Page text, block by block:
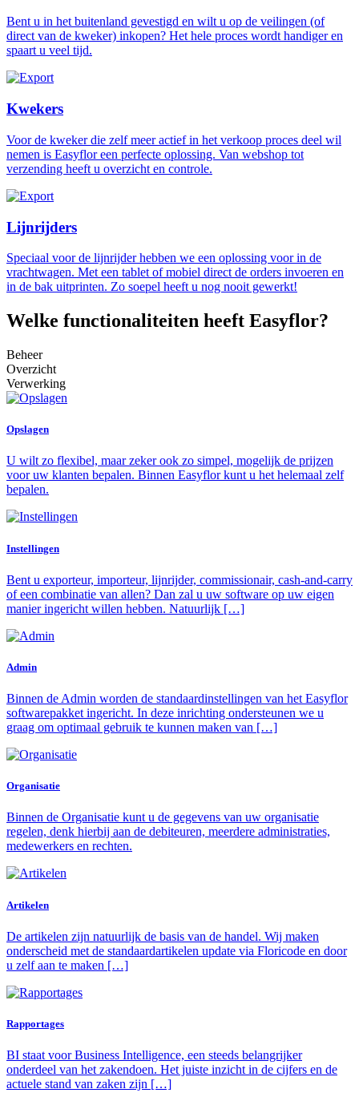
Bent u in het buitenland gevestigd en wilt u op de veilingen (of
direct van de kweker) inkopen? Het hele proces wordt handiger en
spaart u veel tijd.
Kwekers
Voor de kweker die zelf meer actief in het verkoop proces deel wil
nemen is Easyflor een perfecte oplossing. Van webshop tot
verzending heeft u overzicht en controle.
Lijnrijders
Speciaal voor de lijnrijder hebben we een oplossing voor in de
vrachtwagen. Met een tablet of mobiel direct de orders invoeren en
in de bak uitprinten. Zo soepel heeft u nog nooit gewerkt!
Welke functionaliteiten heeft Easyflor?
Beheer
Overzicht
Verwerking
Opslagen
U wilt zo flexibel, maar zeker ook zo simpel, mogelijk de prijzen
voor uw klanten bepalen. Binnen Easyflor kunt u het helemaal zelf
bepalen.
Instellingen
Bent u exporteur, importeur, lijnrijder, commissionair, cash-and-carry
of een combinatie van allen? Dan zal u uw software op uw eigen
manier ingericht willen hebben. Natuurlijk […]
Admin
Binnen de Admin worden de standaardinstellingen van het Easyflor
softwarepakket ingericht. In deze inrichting ondersteunen we u
graag om optimaal gebruik te kunnen maken van […]
Organisatie
Binnen de Organisatie kunt u de gegevens van uw organisatie
regelen, denk hierbij aan de debiteuren, meerdere administraties,
medewerkers en rechten.
Artikelen
De artikelen zijn natuurlijk de basis van de handel. Wij maken
onderscheid met de standaardartikelen update via Floricode en door
u zelf aan te maken […]
Rapportages
BI staat voor Business Intelligence, een steeds belangrijker
onderdeel van het zakendoen. Het juiste inzicht in de cijfers en de
actuele stand van zaken zijn […]